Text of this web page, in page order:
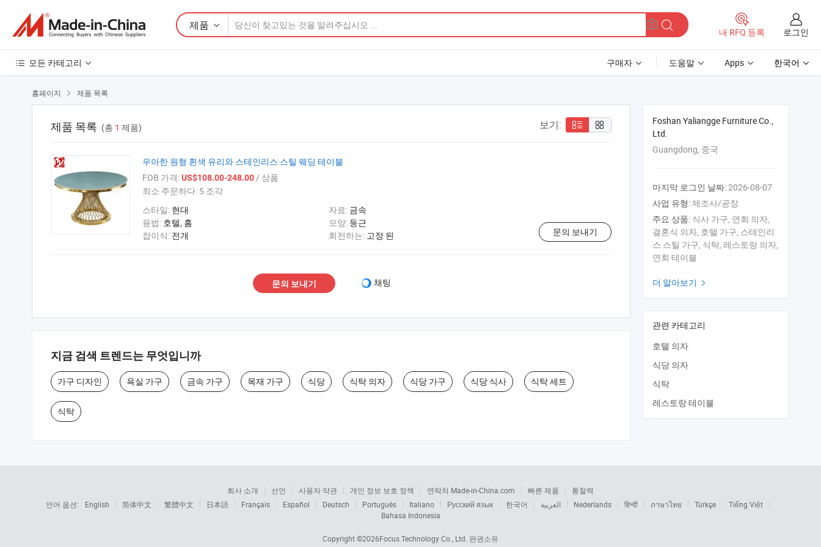
제품
내 RFQ 등록 로그인
모든 카테고리 구매자 도움말 Apps 한국어
홈페이지  제품 목록
제품 목록 (총 1 제품) 보기:
우아한 원형 흰색 유리와 스테인리스 스틸 웨딩 테이블
FOB 가격:US$108.00-248.00/ 상품
최소 주문하다: 5 조각
스타일: 현대 자료: 금속
용법: 호텔, 홈 모양: 둥근
접이식: 전개 회전하는: 고정 된 문의 보내기
문의 보내기 채팅
지금 검색 트렌드는 무엇입니까
가구 디자인 욕실 가구 금속 가구 목재 가구 식당 식탁 의자 식당 가구 식당 식사 식탁 세트
식탁
Foshan Yaliangge Furniture Co.,
Ltd.
Guangdong, 중국
마지막 로그인 날짜:2026-08-07
사업 유형:제조사/공장
주요 상품: 식사 가구, 연회 의자,
결혼식 의자, 호텔 가구, 스테인리
스 스틸 가구, 식탁, 레스토랑 의자,
연회 테이블
더 알아보기 
관련 카테고리
호텔 의자
식당 의자
식탁
레스토랑 테이블
회사 소개 선언 사용자 약관 개인 정보 보호 정책 연락처 Made-in-China.com 빠른 제품
통찰력
언어 옵션:
English 简体中文 繁體中文 日本語 Français Español Deutsch Português Italiano Русский язык 한국어 العربية Nederlands हिन्दी ภาษาไทย Türkçe
Tiếng Việt
Bahasa Indonesia
Copyright ©2026Focus Technology Co., Ltd. 판권소유